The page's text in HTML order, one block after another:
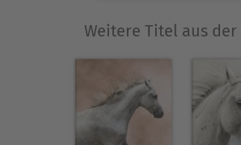
Weitere Titel aus der